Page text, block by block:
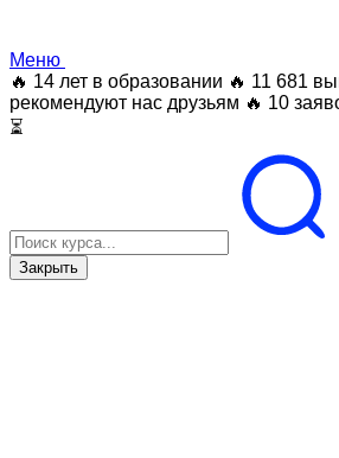
Меню
🔥 14 лет в образовании 🔥 11 681
рекомендуют нас друзьям 🔥 10
⏳
Закрыть